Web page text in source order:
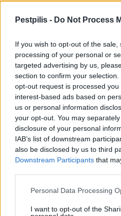
Pestpilis - Do Not Process
If you wish to opt-out of the
processing of your personal or
targeted advertising by us,
section to confirm your
opt-out request is processed
interest-based ads based on
us or personal information
your opt-out. You may
disclosure of your personal
IAB’s list of downstream
also be disclosed by us to third
Downstream Participants that
Personal Data Processing
I want to opt-out of the
Paks II.: Mit
árnyékában?
AJÁNLJUK MÉG
Helyi